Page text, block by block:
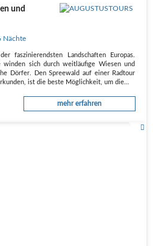
und
Nächte
faszinierendsten Landschaften Europas.
winden sich durch weitläufige Wiesen und
Dörfer. Den Spreewald auf einer Radtour
ist die beste Möglichkeit, um die…
mehr erfahren